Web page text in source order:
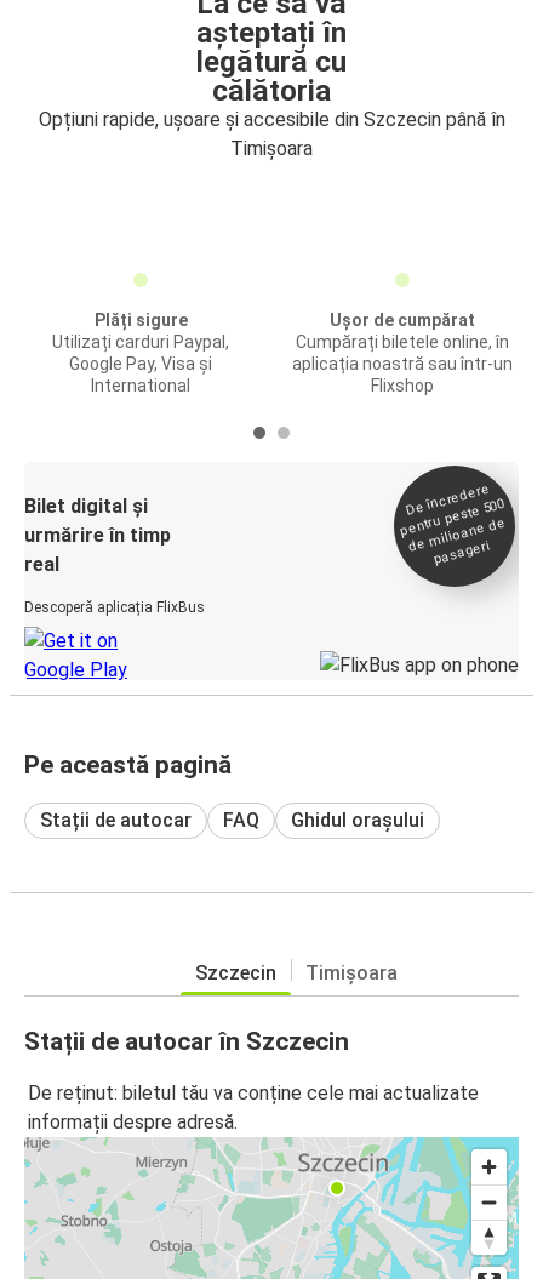
așteptați în
legătură cu
călătoria
Opțiuni rapide, ușoare și accesibile din Szczecin până în
Timișoara
Plăți sigure
Utilizați carduri Paypal,
Google Pay, Visa și
International
Ușor de cumpărat
Cumpărați biletele online, în
aplicația noastră sau într-un
Flixshop
Bilet digital și
urmărire în timp
real
Descoperă aplicația FlixBus
De încredere
pentru peste 500
de
milioane de
pasageri
Pe această pagină
Stații de autocar FAQ Ghidul orașului
Szczecin Timișoara
Stații de autocar în Szczecin
De reținut: biletul tău va conține cele mai actualizate
informații despre adresă.